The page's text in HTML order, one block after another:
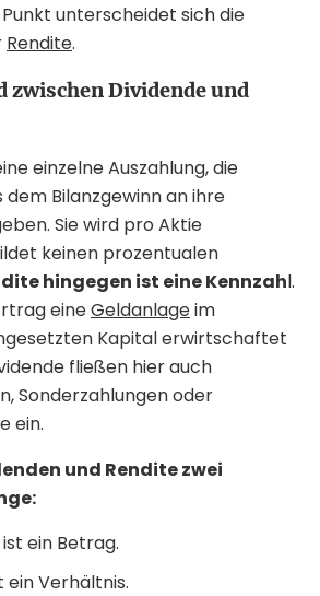
unterscheidet sich die
Rendite.
zwischen Dividende und
einzelne Auszahlung, die
Bilanzgewinn an ihre
Sie wird pro Aktie
keinen prozentualen
hingegen ist eine Kennzahl.
eineGeldanlageim
Kapital erwirtschaftet
fließen hier auch
Sonderzahlungen oder
ein.
und Rendite zwei
ein Betrag.
ein Verhältnis.